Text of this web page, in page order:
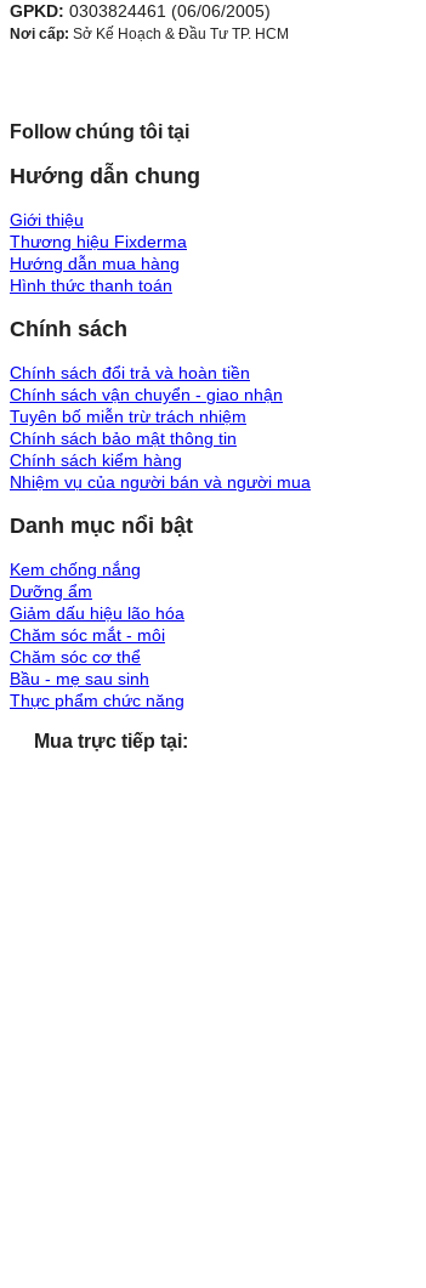
GPKD: 0303824461 (06/06/2005)
Nơi cấp: Sở Kế Hoạch & Đầu Tư TP. HCM
Follow chúng tôi tại
Hướng dẫn chung
Giới thiệu
Thương hiệu Fixderma
Hướng dẫn mua hàng
Hình thức thanh toán
Chính sách
Chính sách đổi trả và hoàn tiền
Chính sách vận chuyển - giao nhận
Tuyên bố miễn trừ trách nhiệm
Chính sách bảo mật thông tin
Chính sách kiểm hàng
Nhiệm vụ của người bán và người mua
Danh mục nổi bật
Kem chống nắng
Dưỡng ẩm
Giảm dấu hiệu lão hóa
Chăm sóc mắt - môi
Chăm sóc cơ thể
Bầu - mẹ sau sinh
Thực phẩm chức năng
Mua trực tiếp tại: